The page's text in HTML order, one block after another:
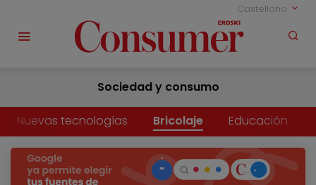
Castellano
Sociedad y consumo
Nuevas tecnologías Bricolaje Educación